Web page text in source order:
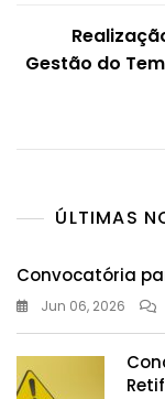
Gestão do
ÚLTIMAS
Convocatória
Jun 06, 2026